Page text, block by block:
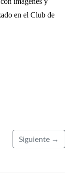
en el Club de
Siguiente →